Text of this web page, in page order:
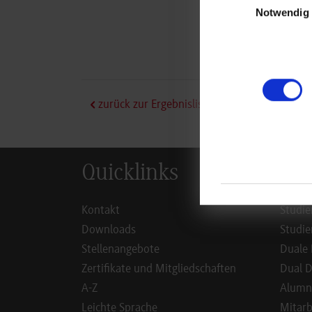
Notwendig
zurück zur Ergebnisliste
Quicklinks
Kontakt
Downloads
Stellenangebote
Zertifikate und Mitgliedschaften
A-Z
Leichte Sprache
Duale
Dual